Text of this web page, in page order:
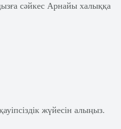
сәйкес Арнайы халыққа
жүйесін алыңыз.